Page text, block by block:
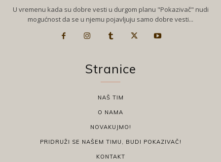
U vremenu kada su dobre vesti u durgom planu "Pokazivač" nudi
mogućnost da se u njemu pojavljuju samo dobre vesti...
Stranice
NAŠ TIM
O NAMA
NOVAKUJMO!
PRIDRUŽI SE NAŠEM TIMU, BUDI POKAZIVAČ!
KONTAKT